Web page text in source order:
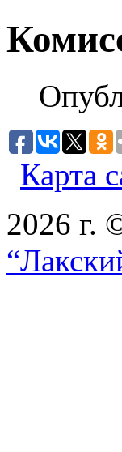
Карта
2026 г.